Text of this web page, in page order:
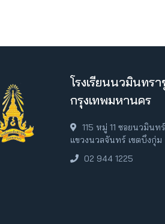
โรงเรียนนวมินทร
กรุงเทพมหานคร
115 หมู่ 11 ซอยนวมิน
แขวงนวลจันทร์ เขตบึงกุ่
02 944 1225